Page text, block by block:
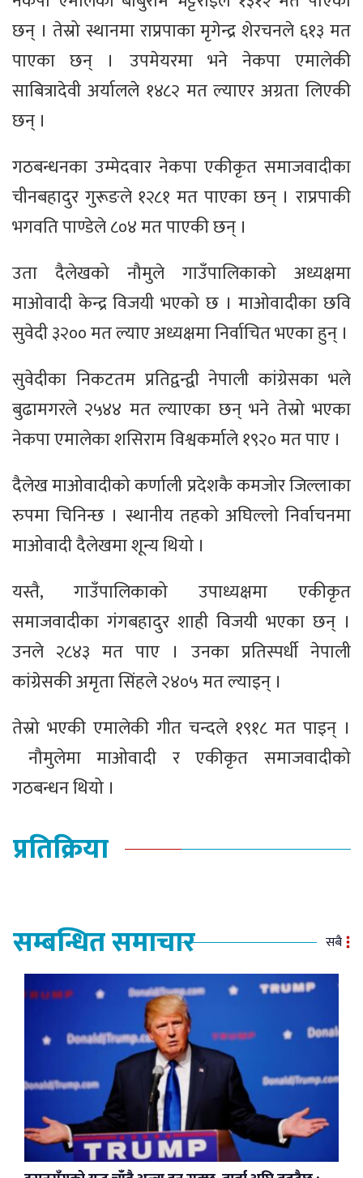
छन् । तेस्रो स्थानमा राप्रपाका मृगेन्द्र शेरचनले ६१३ मत
पाएका छन् । उपमेयरमा भने नेकपा एमालेकी
साबित्रादेवी अर्यालले १४८२ मत ल्याएर अग्रता लिएकी
छन् ।
गठबन्धनका उम्मेदवार नेकपा एकीकृत समाजवादीका
चीनबहादुर गुरूङले १२८१ मत पाएका छन् । राप्रपाकी
भगवति पाण्डेले ८०४ मत पाएकी छन् ।
उता दैलेखको नौमुले गाउँपालिकाको अध्यक्षमा
माओवादी केन्द्र विजयी भएको छ । माओवादीका छवि
सुवेदी ३२०० मत ल्याए अध्यक्षमा निर्वाचित भएका हुन् ।
सुवेदीका निकटतम प्रतिद्वन्द्वी नेपाली कांग्रेसका भले
बुढामगरले २५४४ मत ल्याएका छन् भने तेस्रो भएका
नेकपा एमालेका शसिराम विश्वकर्माले १९२० मत पाए ।
दैलेख माओवादीको कर्णाली प्रदेशकै कमजोर जिल्लाका
रुपमा चिनिन्छ । स्थानीय तहको अघिल्लो निर्वाचनमा
माओवादी दैलेखमा शून्य थियो ।
यस्तै, गाउँपालिकाको उपाध्यक्षमा एकीकृत
समाजवादीका गंगबहादुर शाही विजयी भएका छन् ।
उनले २८४३ मत पाए । उनका प्रतिस्पर्धी नेपाली
कांग्रेसकी अमृता सिंहले २४०५ मत ल्याइन् ।
तेस्रो भएकी एमालेकी गीत चन्दले १९१८ मत पाइन् ।
नौमुलेमा माओवादी र एकीकृत समाजवादीको
गठबन्धन थियो ।
प्रतिक्रिया
सम्बन्धित समाचार सबै